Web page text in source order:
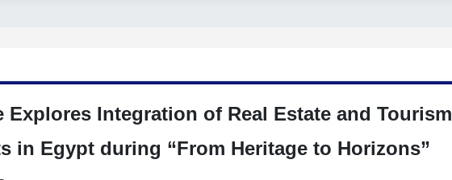
Explores Integration of Real Estate and Tourism
in Egypt during “From Heritage to Horizons”